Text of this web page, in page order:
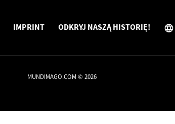
IMPRINT ODKRYJ NASZĄ HISTORIĘ!
MUNDIMAGO.COM © 2026